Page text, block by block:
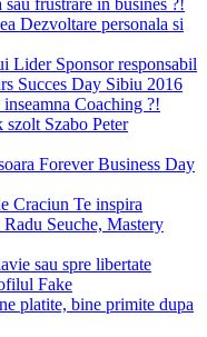
frustrare in busines ?!
Dezvoltare personala si
Lider Sponsor responsabil
Succes Day Sibiu 2016
Coaching ?!
szolt Szabo Peter
Forever Business Day
Craciun Te inspira
Seuche, Mastery
sau spre libertate
Fake
platite, bine primite dupa